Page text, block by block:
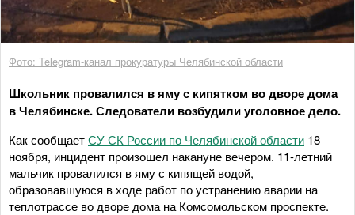
Фото: Telegram-канал прокуратуры Челябинской области
Школьник провалился в яму с кипятком во дворе дома
в Челябинске. Следователи возбудили уголовное дело.
Как сообщаетСУ СК России по Челябинской области 18
ноября, инцидент произошел накануне вечером. 11-летний
мальчик провалился в яму с кипящей водой,
образовавшуюся в ходе работ по устранению аварии на
теплотрассе во дворе дома на Комсомольском проспекте.